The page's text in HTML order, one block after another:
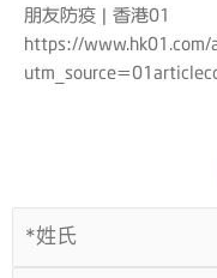
朋友防疫 | 香港01
https://